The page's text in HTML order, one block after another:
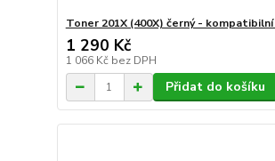
Toner 201X (400X) černý -
1 290 Kč
1 066 Kč bez DPH
Přidat do košíku